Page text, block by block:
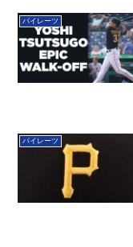
パイレーツ
パイレーツ